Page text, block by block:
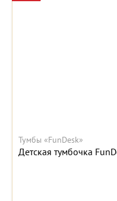
Тумбы «FunDesk»
Детская тумбочка